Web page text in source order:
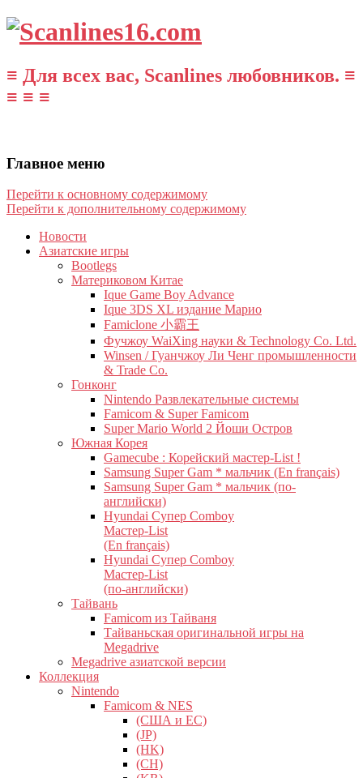
≡ Для всех вас, Scanlines любовников. ≡
≡ ≡ ≡
Главное меню
Перейти к основному содержимому
Перейти к дополнительному содержимому
Новости
Азиатские игры
Bootlegs
Материковом Китае
Ique Game Boy Advance
Ique 3DS XL издание Марио
Famiclone 小霸王
Фучжоу WaiXing науки & Technology Co. Ltd.
Winsen / Гуанчжоу Ли Ченг промышленности
& Trade Co.
Гонконг
Nintendo Развлекательные системы
Famicom & Super Famicom
Super Mario World 2 Йоши Остров
Южная Корея
Gamecube : Корейский мастер-List !
Samsung Super Gam * мальчик (En français)
Samsung Super Gam * мальчик (по-
английски)
Hyundai Супер Comboy
Мастер-List
(En français)
Hyundai Супер Comboy
Мастер-List
(по-английски)
Тайвань
Famicom из Тайваня
Тайваньская оригинальной игры на
Megadrive
Megadrive азиатской версии
Коллекция
Nintendo
Famicom & NES
(США и ЕС)
(JP)
(HK)
(CH)